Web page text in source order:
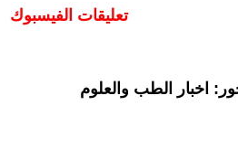
تعليقات الفيسبوك
اخبار الطب والعلوم